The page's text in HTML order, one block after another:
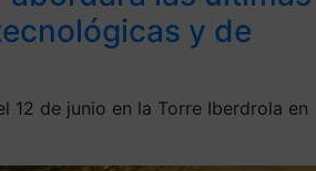
y de
12 de junio en la Torre Iberdrola en